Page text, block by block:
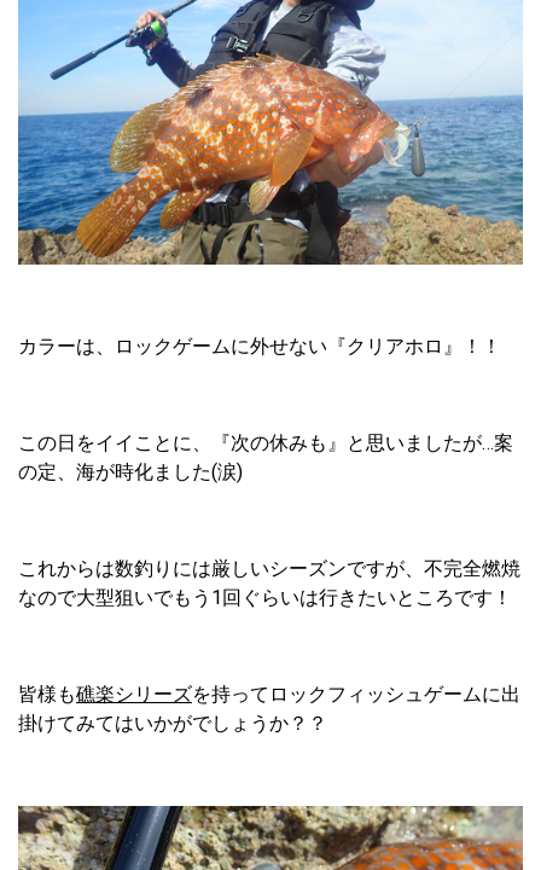
カラーは、ロックゲームに外せない『クリアホロ』！！
この日をイイことに、『次の休みも』と思いましたが…案
の定、海が時化ました(涙)
これからは数釣りには厳しいシーズンですが、不完全燃焼
なので大型狙いでもう1回ぐらいは行きたいところです！
皆様も礁楽シリーズを持ってロックフィッシュゲームに出
掛けてみてはいかがでしょうか？？